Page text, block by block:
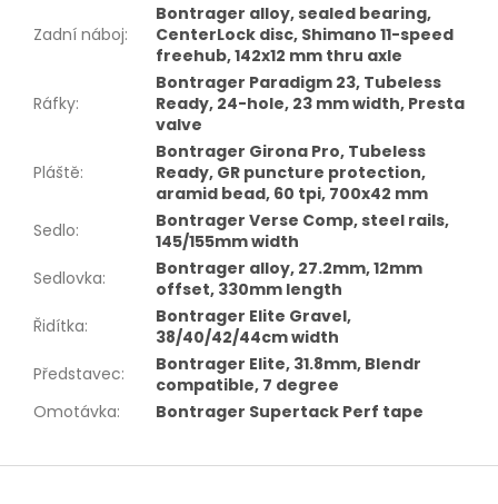
Zadní náboj:
Bontrager alloy, sealed bearing,
CenterLock disc, Shimano 11-speed
freehub, 142x12 mm thru axle
Ráfky:
Bontrager Paradigm 23, Tubeless
Ready, 24-hole, 23 mm width, Presta
valve
Pláště:
Bontrager Girona Pro, Tubeless
Ready, GR puncture protection,
aramid bead, 60 tpi, 700x42 mm
Sedlo:
Bontrager Verse Comp, steel rails,
145/155mm width
Sedlovka:
Bontrager alloy, 27.2mm, 12mm
offset, 330mm length
Řidítka:
Bontrager Elite Gravel,
38/40/42/44cm width
Představec:
Bontrager Elite, 31.8mm, Blendr
compatible, 7 degree
Omotávka: Bontrager Supertack Perf tape
Z